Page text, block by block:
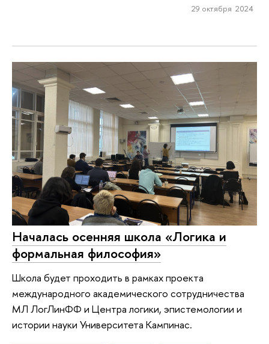
29 октября 2024
Началась осенняя школа «Логика и
формальная философия»
Школа будет проходить в рамках проекта
международного академического сотрудничества
МЛ ЛогЛинФФ и Центра логики, эпистемологии и
истории науки Университета Кампинас.